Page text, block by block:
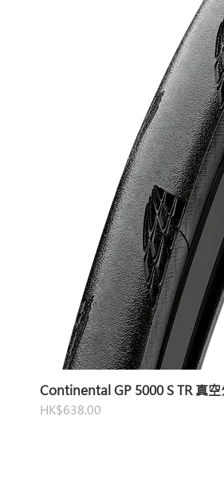
Continental GP 5000 S TR 真空
價格
HK$638.00